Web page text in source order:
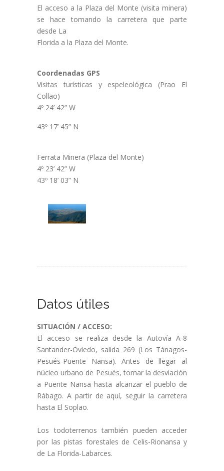
El acceso a la Plaza del Monte (visita minera)
se hace tomando la carretera que parte
desde La
Florida a la Plaza del Monte.
Coordenadas GPS
Visitas turísticas y espeleológica (Prao El
Collao)
4º 24’ 42” W
43º 17’ 45” N
Ferrata Minera (Plaza del Monte)
4º 23’ 42” W
43º 18’ 03” N
Datos útiles
SITUACIÓN / ACCESO:
El acceso se realiza desde la Autovía A-8
Santander-Oviedo, salida 269 (Los Tánagos-
Pesués-Puente Nansa). Antes de llegar al
núcleo urbano de Pesués, tomar la desviación
a Puente Nansa hasta alcanzar el pueblo de
Rábago. A partir de aquí, seguir la carretera
hasta El Soplao.
Los todoterrenos también pueden acceder
por las pistas forestales de Celis-Rionansa y
de La Florida-Labarces.